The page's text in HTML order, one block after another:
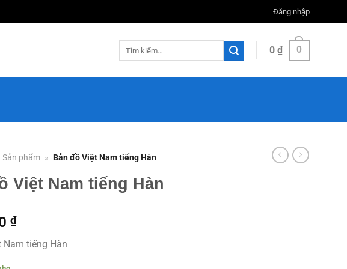
Đăng nhập
0 ₫ 0
Sản phẩm » Bản đồ Việt Nam tiếng Hàn
Việt Nam tiếng Hàn
₫
Nam tiếng Hàn